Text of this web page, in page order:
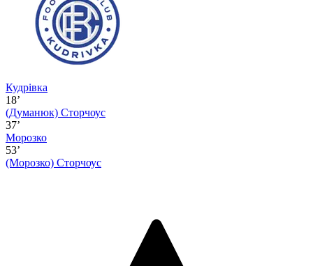
Кудрівка
18’
(Думанюк) Сторчоус
37’
Морозко
53’
(Морозко) Сторчоус